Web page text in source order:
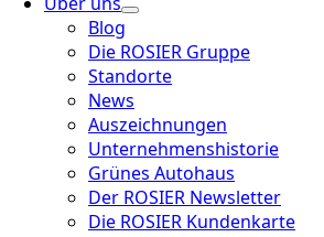
Blog
Die ROSIER Gruppe
Standorte
News
Auszeichnungen
Unternehmenshistorie
Grünes Autohaus
Der ROSIER Newsletter
Die ROSIER Kundenkarte